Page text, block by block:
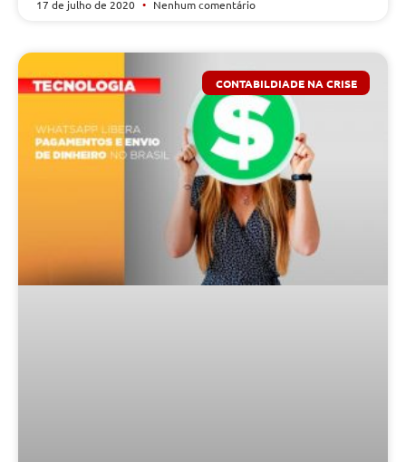
17 de julho de 2020 Nenhum comentário
CONTABILDIADE NA CRISE